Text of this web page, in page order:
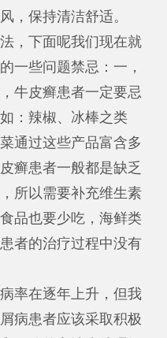
，保持清洁舒适。
下面呢我们现在就
一些问题禁忌：一，
牛皮癣患者一定要忌
：辣椒、冰棒之类
通过这些产品富含多
癣患者一般都是缺乏
所以需要补充维生素
品也要少吃，海鲜类
者的治疗过程中没有
在逐年上升，但我
病患者应该采取积极